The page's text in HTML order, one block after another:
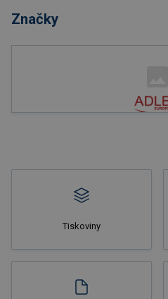
Značky
Tiskoviny